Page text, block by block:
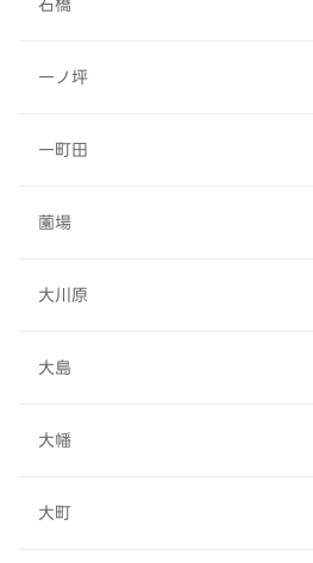
一ノ坪
一町田
薗場
大川原
大島
大幡
大町